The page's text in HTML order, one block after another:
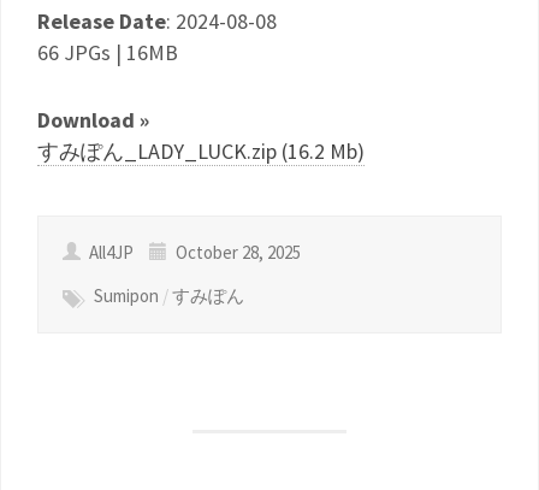
Release Date: 2024-08-08
66 JPGs | 16MB
Download »
すみぽん_LADY_LUCK.zip (16.2 Mb)
All4JP
October 28, 2025
Sumipon /すみぽん